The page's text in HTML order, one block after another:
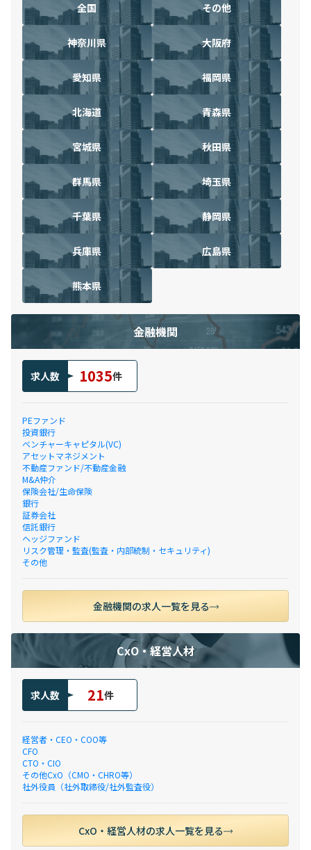
全国 その他
神奈川県 大阪府
愛知県 福岡県
北海道 青森県
宮城県 秋田県
群馬県 埼玉県
千葉県 静岡県
兵庫県 広島県
熊本県
金融機関
求人数 1035件
PEファンド
投資銀行
ベンチャーキャピタル(VC)
アセットマネジメント
不動産ファンド/不動産金融
M&A仲介
保険会社/生命保険
銀行
証券会社
信託銀行
ヘッジファンド
リスク管理・監査(監査・内部統制・セキュリティ)
その他
金融機関の求人一覧を見る
CxO・経営人材
求人数 21件
経営者・CEO・COO等
CFO
CTO・CIO
その他CxO（CMO・CHRO等）
社外役員（社外取締役/社外監査役）
CxO・経営人材の求人一覧を見る